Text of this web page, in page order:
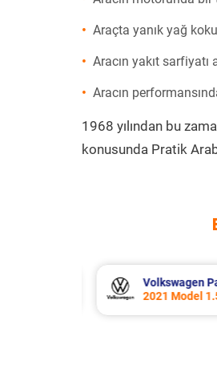
Araçta yanık yağ
Aracın yakıt sarfiyatı
Aracın
1968 yılından bu
konusunda Pratik
2023